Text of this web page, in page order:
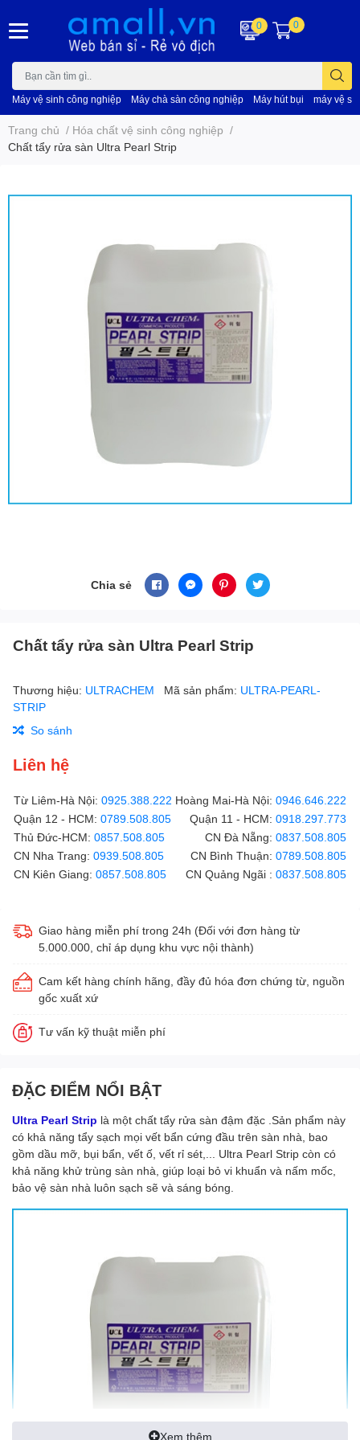
Máy vệ sinh công nghiệp Máy chà sàn công nghiệp Máy hút bụi máy vệ
0 0
Trang chủ / Hóa chất vệ sinh công nghiệp /
Chất tẩy rửa sàn Ultra Pearl Strip
Chia sẻ
Chất tẩy rửa sàn Ultra Pearl Strip
Thương hiệu: ULTRACHEM Mã sản phẩm: ULTRA-PEARL-
STRIP
So sánh
Liên hệ
Từ Liêm-Hà Nội: 0925.388.222 Hoàng Mai-Hà Nội: 0946.646.222
Quận 12 - HCM: 0789.508.805 Quận 11 - HCM: 0918.297.773
Thủ Đức-HCM: 0857.508.805 CN Đà Nẵng: 0837.508.805
CN Nha Trang: 0939.508.805 CN Bình Thuận: 0789.508.805
CN Kiên Giang: 0857.508.805 CN Quảng Ngãi : 0837.508.805
Giao hàng miễn phí trong 24h (Đối với đơn hàng từ
5.000.000, chỉ áp dụng khu vực nội thành)
Cam kết hàng chính hãng, đầy đủ hóa đơn chứng từ, nguồn
gốc xuất xứ
Tư vấn kỹ thuật miễn phí
ĐẶC ĐIỂM NỔI BẬT
Ultra Pearl Strip là một chất tẩy rửa sàn đậm đặc .Sản phẩm này
có khả năng tẩy sạch mọi vết bẩn cứng đầu trên sàn nhà, bao
gồm dầu mỡ, bụi bẩn, vết ố, vết rỉ sét,... Ultra Pearl Strip còn có
khả năng khử trùng sàn nhà, giúp loại bỏ vi khuẩn và nấm mốc,
bảo vệ sàn nhà luôn sạch sẽ và sáng bóng.
Xem thêm